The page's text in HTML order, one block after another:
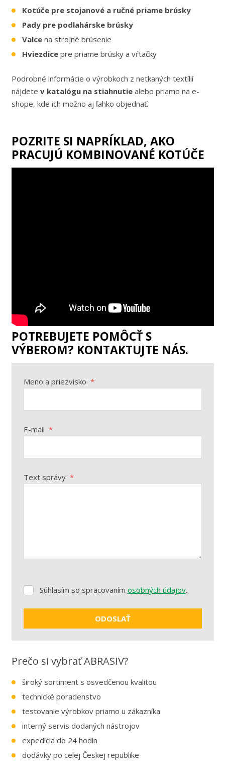
Kotúče pre stojanové a ručné priame brúsky
Pady pre podlahárske brúsky
Valcena strojné brúsenie
Hviezdicepre priame brúsky a vŕtačky
Podrobné informácie o výrobkoch z netkaných textílií
nájdete v katalógu na stiahnutiealebo priamo na e-
shope, kde ich možno aj ľahko objednať.
POZRITE SI NAPRÍKLAD, AKO
PRACUJÚ KOMBINOVANÉ KOTÚČE
POTREBUJETE POMÔCŤ S
VÝBEROM? KONTAKTUJTE NÁS.
Meno a priezvisko *
E-mail *
Text správy *
Súhlasím
spracovaním
Súhlasím so spracovaním osobných údajov.
ODOSLAŤ
nepodarilo
odoslať
Prečo si vybrať ABRASIV?
široký sortiment s osvedčenou kvalitou
technické poradenstvo
testovanie výrobkov priamo u zákazníka
interný servis dodaných nástrojov
expedícia do 24 hodín
dodávky po celej Českej republike